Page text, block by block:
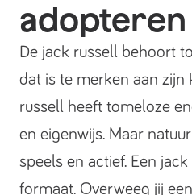
adopteren
De jack russell behoort
dat is te merken aan zijn
russell heeft tomeloze
en eigenwijs. Maar
speels en actief. Een
formaat. Overweeg jij